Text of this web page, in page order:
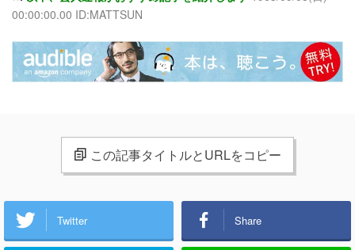
00:00:00.00 ID:MATTSUN
この記事タイトルとURLをコピー
Twitter Share